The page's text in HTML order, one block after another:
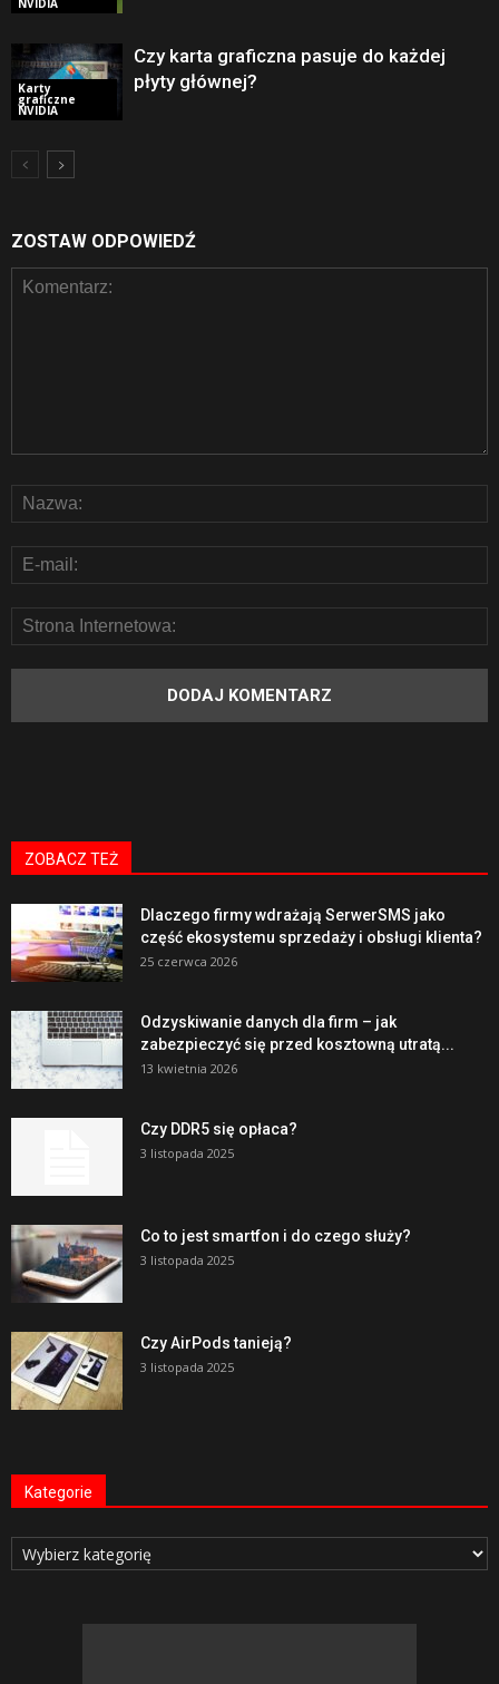
Karty
graficzne
NVIDIA
Czy karta graficzna pasuje do każdej
płyty głównej?
ZOSTAW ODPOWIEDŹ
ZOBACZ TEŻ
Dlaczego firmy wdrażają SerwerSMS jako
część ekosystemu sprzedaży i obsługi klienta?
25 czerwca 2026
Odzyskiwanie danych dla firm – jak
zabezpieczyć się przed kosztowną utratą...
13 kwietnia 2026
Czy DDR5 się opłaca?
3 listopada 2025
Co to jest smartfon i do czego służy?
3 listopada 2025
Czy AirPods tanieją?
3 listopada 2025
Kategorie
Kategorie